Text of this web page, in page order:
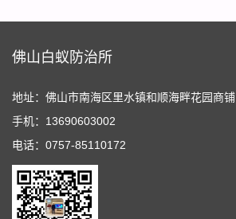
佛山白蚁防治所
地址：佛山市南海区里水镇和顺海畔花园商铺
手机：13690603002
电话：0757-85110172